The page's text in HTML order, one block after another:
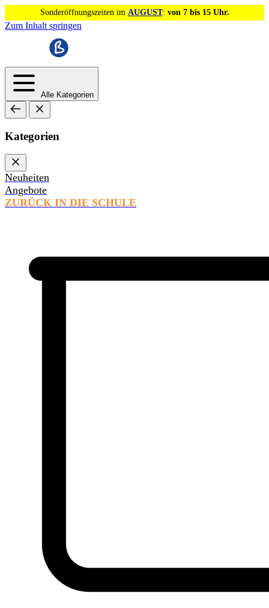
Sonderöffnungszeiten im AUGUST: von 7 bis 15 Uhr.
Zum Inhalt springen
Alle Kategorien
Kategorien
Neuheiten
Angebote
ZURÜCK IN DIE SCHULE